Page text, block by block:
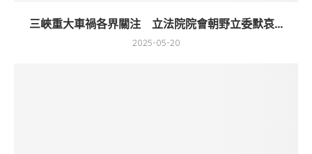
三峽重大車禍各界關注 立法院院會朝野立委默哀...
2025-05-20